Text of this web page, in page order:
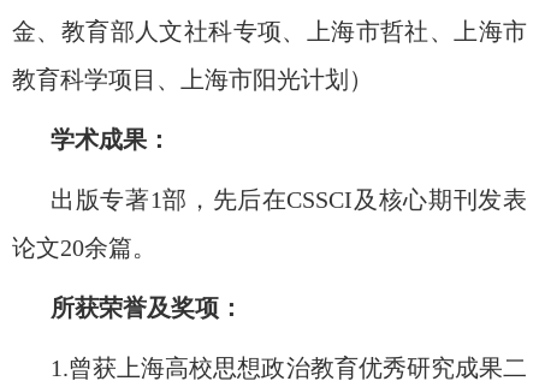
金、教育部人文社科专项、上海市哲社、上海市
教育科学项目、上海市阳光计划）
学术成果：
出版专著1部，先后在CSSCI及核心期刊发表
论文20余篇。
所获荣誉及奖项：
1.曾获上海高校思想政治教育优秀研究成果二